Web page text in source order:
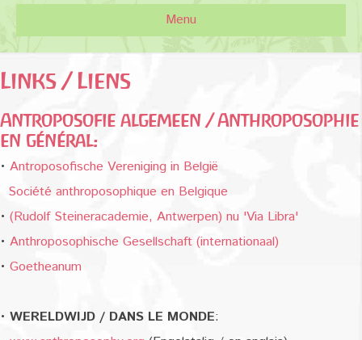
Menu
Links / Liens
Antroposofie algemeen / Anthroposophie
en général:
• Antroposofische Vereniging in België
Société anthroposophique en Belgique
• (Rudolf Steineracademie, Antwerpen) nu 'Via Libra'
• Anthroposophische Gesellschaft (internationaal)
• Goetheanum
• WERELDWIJD / DANS LE MONDE: